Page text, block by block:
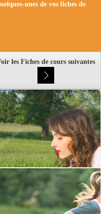
unes de vos fiches de
les Fiches de cours suivantes